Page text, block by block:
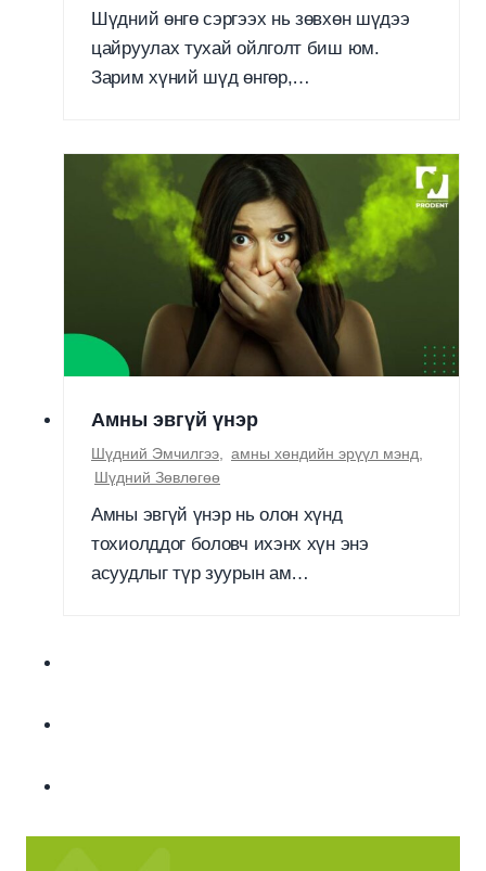
Шүдний өнгө сэргээх нь зөвхөн шүдээ
цайруулах тухай ойлголт биш юм.
Зарим хүний шүд өнгөр,…
Амны эвгүй үнэр
Шүдний Эмчилгээ амны хөндийн эрүүл мэнд
Шүдний Зөвлөгөө
Амны эвгүй үнэр нь олон хүнд
тохиолддог боловч ихэнх хүн энэ
асуудлыг түр зуурын ам…